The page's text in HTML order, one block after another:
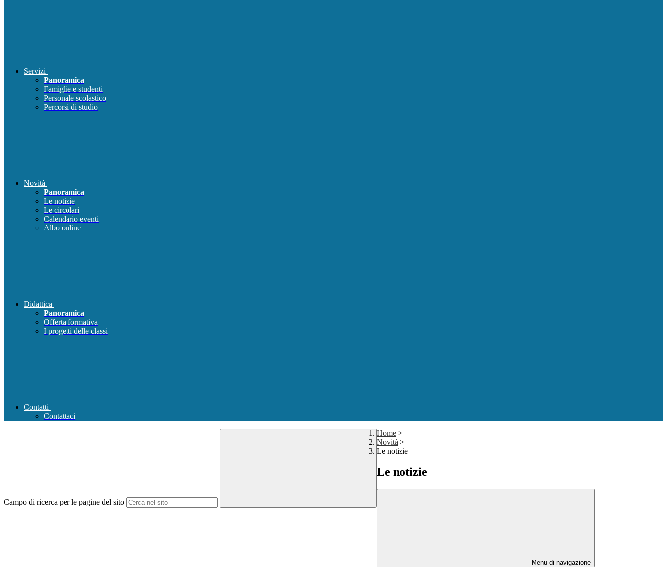
Servizi
Panoramica
Famiglie e studenti
Personale scolastico
Percorsi di studio
Novità
Panoramica
Le notizie
Le circolari
Calendario eventi
Albo online
Didattica
Panoramica
Offerta formativa
I progetti delle classi
Contatti
Contattaci
Campo di ricerca per le pagine del sito
Home >
Novità >
Le notizie
Le notizie
Menu di navigazione